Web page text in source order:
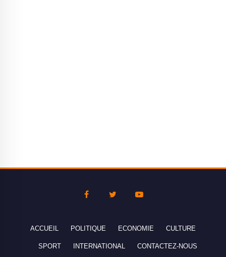
ACCUEIL POLITIQUE ECONOMIE CULTURE
SPORT INTERNATIONAL CONTACTEZ-NOUS